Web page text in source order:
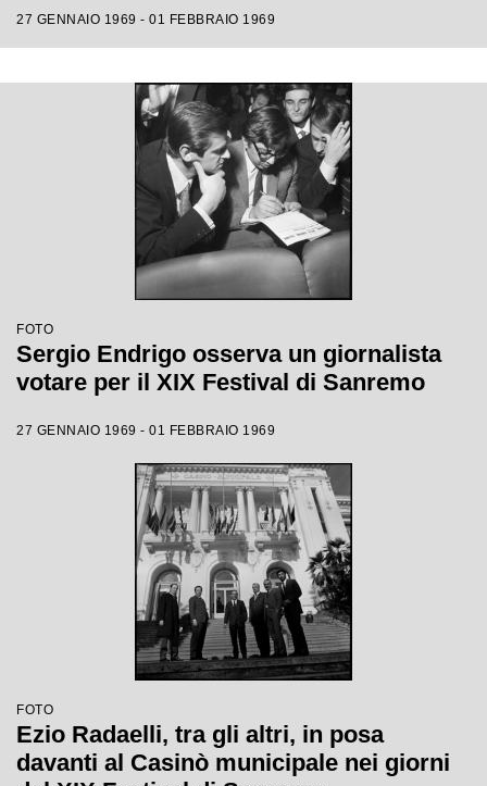
27 GENNAIO 1969 - 01 FEBBRAIO 1969
FOTO
Sergio Endrigo osserva un giornalista
votare per il XIX Festival di Sanremo
27 GENNAIO 1969 - 01 FEBBRAIO 1969
FOTO
Ezio Radaelli, tra gli altri, in posa
davanti al Casinò municipale nei giorni